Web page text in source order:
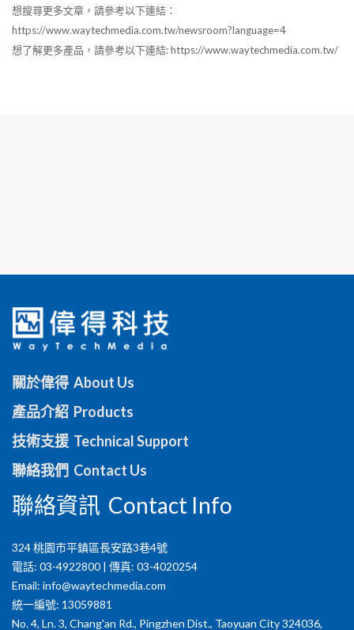
想搜尋更多文章，請參考以下連結：
https://www.waytechmedia.com.tw/newsroom?language=4
想了解更多產品，請參考以下連結: https://www.waytechmedia.com.tw/
關於偉得 About Us
產品介紹 Products
技術支援 Technical Support
聯絡我們 Contact Us
聯絡資訊 Contact Info
324 桃園市平鎮區長安路3巷4號
電話: 03-4922800 | 傳真: 03-4020254
Email: info@waytechmedia.com
統一編號: 13059881
No. 4, Ln. 3, Chang'an Rd., Pingzhen Dist., Taoyuan City 324036,